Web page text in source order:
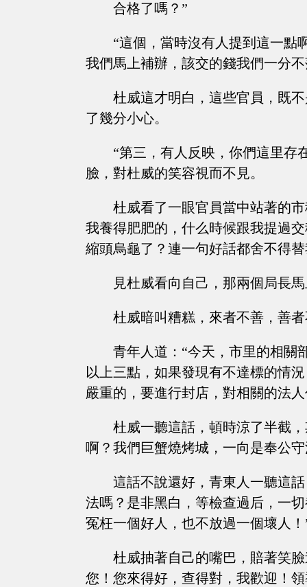
合格了嗎？”
“這個，當時沒有人提到這一點
我們馬上補辦，該交的錢我們一分
杜威這才明白，這些官員，既
了幾分小心。
“第三，有人反映，你們這里存
臉，對杜威的笑容視而不見。
杜威看了一眼官員當中站著的
我養得肥肥的，什么時候跟我提過
縮頭烏龜了？連一句好話都舍不得
見杜威看向自己，那兩個局長
杜威暗叫糟糕，來者不善，善
青年人道：“今天，市里的相關
以上三點，如果發現有不達標的情
嚴重的，要進行封店，對相關的法
杜威一聽這話，頓時涼了半截
啊？我們巨蟹燒烤城，一向是奉公
這話不說還好，青東人一聽這
法嗎？是非黑白，等檢查過后，一
冤枉一個好人，也不放過一個壞人！
杜威抽著自己的嘴巴，賠著笑
您！您來得好，查得對，我歡迎！